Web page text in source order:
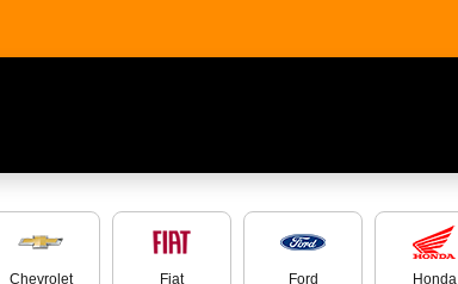
Chevrolet Fiat Ford Honda